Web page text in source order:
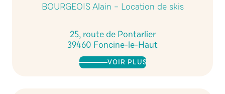
BOURGEOIS Alain – Location de skis
25, route de Pontarlier
39460 Foncine-le-Haut
VOIR PLUS